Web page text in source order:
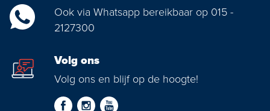
Ook via Whatsapp bereikbaar op 015 -
2127300
Volg ons
Volg ons en blijf op de hoogte!